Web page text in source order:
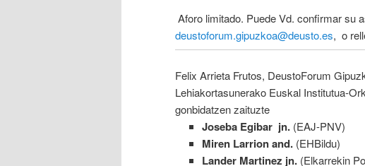
Aforo limitado. Puede Vd. confirmar su
deustoforum.gipuzkoa@deusto.es, o
Felix Arrieta Frutos, DeustoForum
Lehiakortasunerako Euskal Institutua-
gonbidatzen zaituzte
Joseba Egibar jn. (EAJ-PNV)
Miren Larrion and.(EHBildu)
Lander Martinez jn.(Elkarrekin